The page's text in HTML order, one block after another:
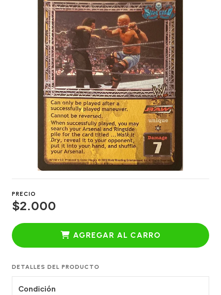
PRECIO
$2.000
AGREGAR AL CARRO
DETALLES DEL PRODUCTO
Condición